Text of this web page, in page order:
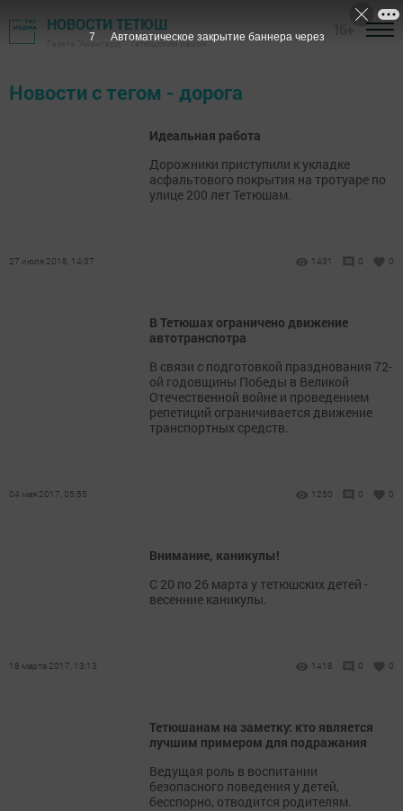
НОВОСТИ ТЕТЮШ
Газета "Авангард" - Тетюшский район
Новости с тегом - дорога
Идеальная работа
Дорожники приступили к укладке
асфальтового покрытия на тротуаре по
улице 200 лет Тетюшам.
27 июля 2018, 14:37 1431 0 0
В Тетюшах ограничено движение
автотранспотра
В связи с подготовкой празднования 72-
ой годовщины Победы в Великой
Отечественной войне и проведением
репетиций ограничивается движение
транспортных средств.
04 мая 2017, 05:55 1250 0 0
Внимание, каникулы!
С 20 по 26 марта у тетюшских детей -
весенние каникулы.
18 марта 2017, 13:13 1418 0 0
Тетюшанам на заметку: кто является
лучшим примером для подражания
Ведущая роль в воспитании
безопасного поведения у детей,
бесспорно, отводится родителям.
7 Автоматическое закрытие баннера через